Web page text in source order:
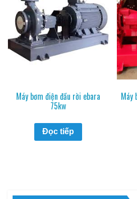
Máy bơm điện đầu rời ebara
75kw
Đọc tiếp
Máy